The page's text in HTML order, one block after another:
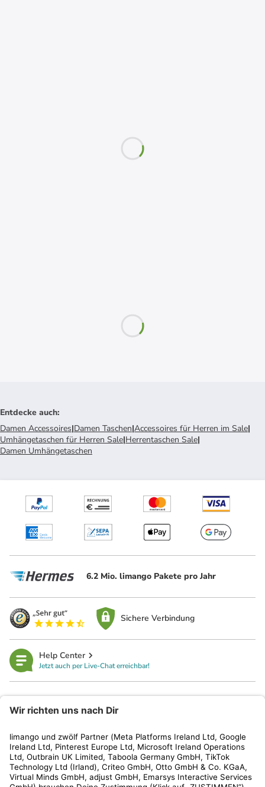
Entdecke auch:
Damen Accessoires|Damen Taschen|Accessoires für Herren im Sale|
Umhängetaschen für Herren Sale|Herrentaschen Sale|
Damen Umhängetaschen
6.2 Mio. limango Pakete pro Jahr
Sichere Verbindung
Help Center
Jetzt auch per Live-Chat erreichbar!
Kundenservice
Shop